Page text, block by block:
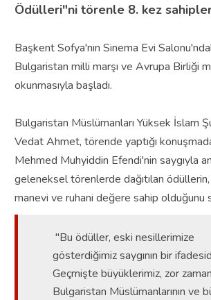
Ödülleri"ni törenle 8. kez
Başkent Sofya'nın Sinema Evi
Bulgaristan milli marşı ve Avrupa Birliği
okunmasıyla başladı.
Bulgaristan Müslümanları Yüksek İslam
Vedat Ahmet, törende yaptığı
Mehmed Muhyiddin Efendi'nin saygıyla
geleneksel törenlerde dağıtılan
manevi ve ruhani değere sahip olduğunu
"Bu ödüller, eski nesillerimize
gösterdiğimiz saygının bir
Geçmişte büyüklerimiz, zor
Bulgaristan Müslümanlarının ve